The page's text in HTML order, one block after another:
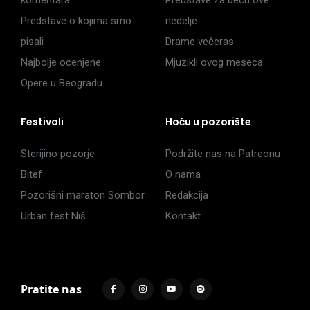
Predstave o kojima smo
pisali
Najbolje ocenjene
Opere u Beogradu
nedelje
Drame večeras
Mjuzikli ovog meseca
Festivali
Sterijino pozorje
Bitef
Pozorišni maraton Sombor
Urban fest Niš
Hoću u pozorište
Podržite nas na Patreonu
O nama
Redakcija
Kontakt
Pratite nas